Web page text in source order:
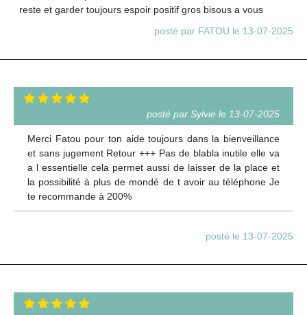
reste et garder toujours espoir positif gros bisous a vous
posté par FATOU le 13-07-2025
posté par Sylvie le 13-07-2025
Merci Fatou pour ton aide toujours dans la bienveillance
et sans jugement Retour +++ Pas de blabla inutile elle va
a l essentielle cela permet aussi de laisser de la place et
la possibilité à plus de mondé de t avoir au téléphone Je
te recommande à 200%
posté le 13-07-2025